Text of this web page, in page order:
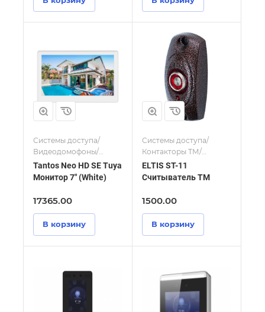
Системы доступа/
Видеодомофоны/
Мониторы и
видеодомофоны
Tantos Neo HD SE Tuya
Монитор 7" (White)
17365.00
В корзину
Системы доступа/
Контакторы ТМ/
Считыватели
ELTIS ST-11
Считыватель TM
1500.00
В корзину